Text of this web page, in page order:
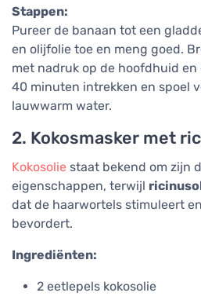
Stappen:
Pureer de banaan tot een
en olijfolie toe en meng goed.
met nadruk op de hoofdhuid
40 minuten intrekken en spoel
lauwwarm water.
2. Kokosmasker met
Kokosolie staat bekend om zijn
eigenschappen, terwijl
dat de haarwortels stimuleert
bevordert.
Ingrediënten:
2 eetlepels kokosolie